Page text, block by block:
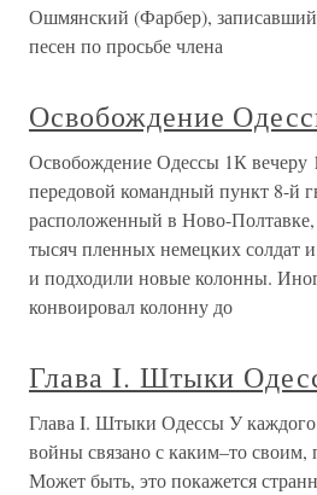
Ошмянский (Фарбер), записавший
песен по просьбе члена
Освобождение
Освобождение Одессы 1К вечеру
передовой командный пункт 8-й
расположенный в Ново-
тысяч пленных немецких солдат
и подходили новые колонны.
конвоировал колонну до
Глава I. Штыки
Глава I. Штыки Одессы У каждого
войны связано с каким–то
Может быть, это покажется